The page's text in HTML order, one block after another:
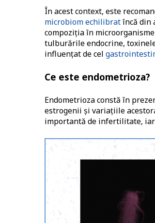
În acest context, este
microbiom echilibratîncă din
compoziţia în
tulburările endocrine,
influenţat de cel
Ce este endometrioza?
Endometrioza constă în
estrogenii şi variaţiile
importantă de infertilitate,